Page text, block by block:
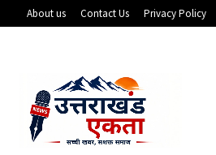
About us Contact Us Privacy Policy